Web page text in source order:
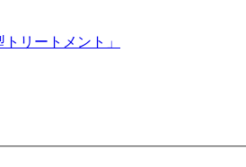
リートメント」